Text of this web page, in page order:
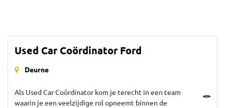
Used Car Coördinator Ford
Deurne
Als Used Car Coördinator kom je terecht in een team
waarin je een veelzijdige rol opneemt binnen de